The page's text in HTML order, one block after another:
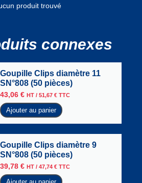
produit trouvé
connexes
Goupille Clips diamètre 11
SN°808 (50 pièces)
43,06 € HT / 51,67 € TTC
Ajouter au panier
Goupille Clips diamètre 9
SN°808 (50 pièces)
39,78 € HT / 47,74 € TTC